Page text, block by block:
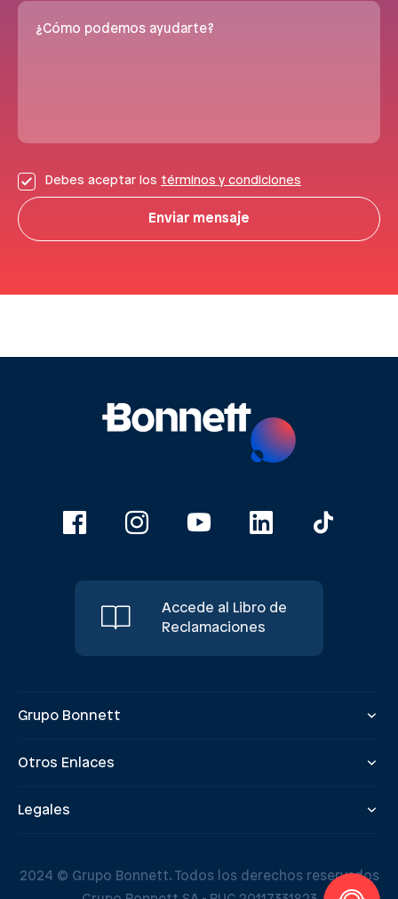
¿Cómo podemos ayudarte?
Debes aceptar los términos y condiciones
Enviar mensaje
Accede al Libro de
Reclamaciones
Grupo Bonnett
Otros Enlaces
Legales
2024 © Grupo Bonnett. Todos los derechos reservados